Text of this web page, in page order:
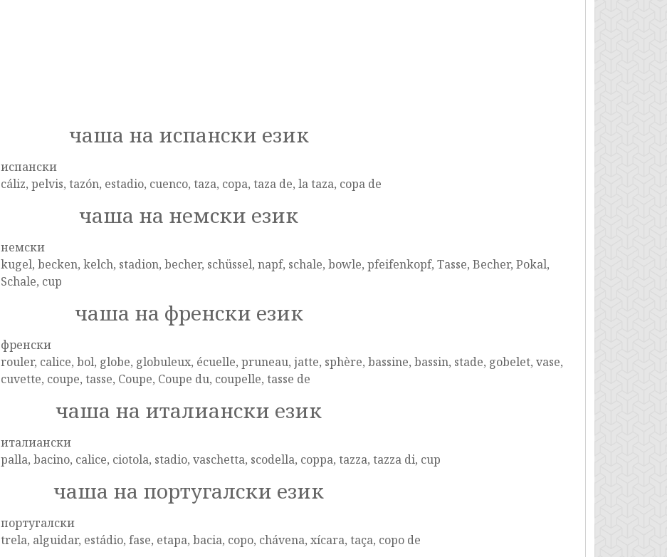
чаша на испански език
испански
cáliz, pelvis, tazón, estadio, cuenco, taza, copa, taza de, la taza, copa de
чаша на немски език
немски
kugel, becken, kelch, stadion, becher, schüssel, napf, schale, bowle, pfeifenkopf, Tasse, Becher, Pokal,
Schale, cup
чаша на френски език
френски
rouler, calice, bol, globe, globuleux, écuelle, pruneau, jatte, sphère, bassine, bassin, stade, gobelet, vase,
cuvette, coupe, tasse, Coupe, Coupe du, coupelle, tasse de
чаша на италиански език
италиански
palla, bacino, calice, ciotola, stadio, vaschetta, scodella, coppa, tazza, tazza di, cup
чаша на португалски език
португалски
trela, alguidar, estádio, fase, etapa, bacia, copo, chávena, xícara, taça, copo de